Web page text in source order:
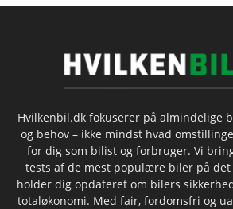
Hvilkenbil.dk fokuserer på almindelige
og behov – ikke mindst hvad
for dig som bilist og forbruger. Vi
tests af de mest populære biler på det
holder dig opdateret om bilers
totaløkonomi. Med fair, fordomsfri og